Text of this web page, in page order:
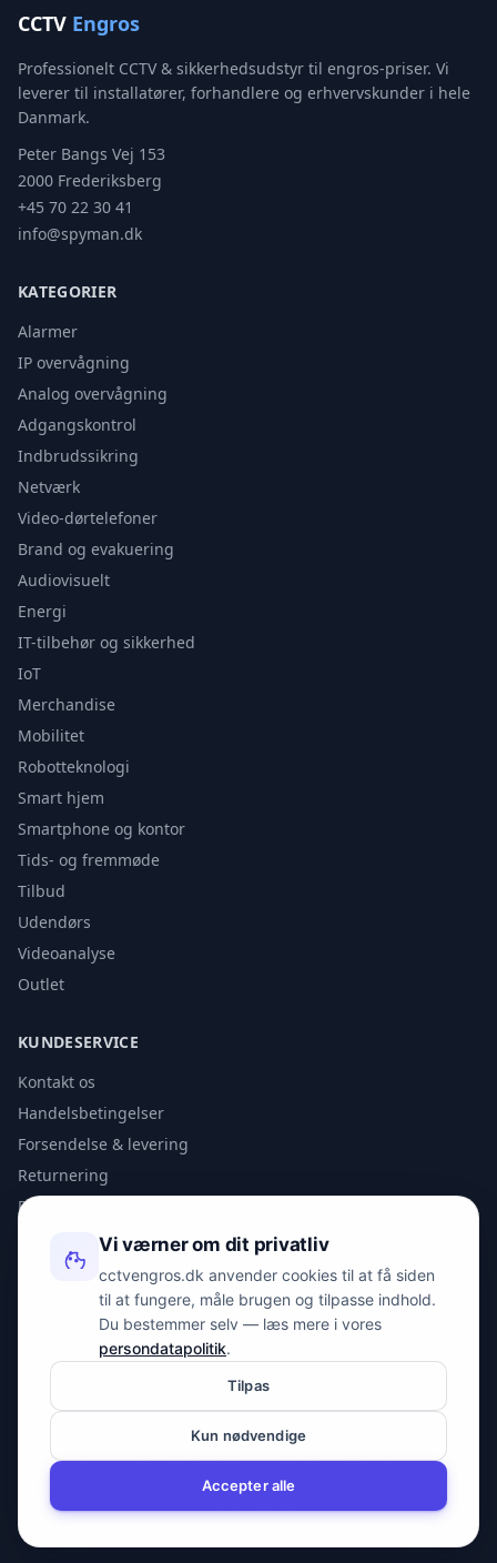
CCTV Engros
Professionelt CCTV & sikkerhedsudstyr til engros-priser. Vi
leverer til installatører, forhandlere og erhvervskunder i hele
Danmark.
Peter Bangs Vej 153
2000 Frederiksberg
+45 70 22 30 41
info@spyman.dk
KATEGORIER
Alarmer
IP overvågning
Analog overvågning
Adgangskontrol
Indbrudssikring
Netværk
Video-dørtelefoner
Brand og evakuering
Audiovisuelt
Energi
IT-tilbehør og sikkerhed
IoT
Merchandise
Mobilitet
Robotteknologi
Smart hjem
Smartphone og kontor
Tids- og fremmøde
Tilbud
Udendørs
Videoanalyse
Outlet
KUNDESERVICE
Kontakt os
Handelsbetingelser
Forsendelse & levering
Returnering
Privatlivspolitik
KONTAKT
info@spyman.dk
Peter Bangs Vej 153, 2000 Frederiksberg
© 2026 cctvengros.dk — En del af Spyman.dk. Alle rettigheder
CVR: 30605675
Vi værner om dit privatliv
cctvengros.dk anvender cookies til at få siden
til at fungere, måle brugen og tilpasse indhold.
Du bestemmer selv — læs mere i vores
persondatapolitik.
Tilpas
Kun nødvendige
Accepter alle